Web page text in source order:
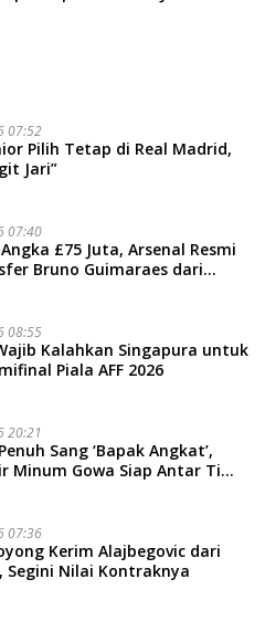
07:52
Pilih Tetap di Real Madrid,
Jari”
07:40
£75 Juta, Arsenal Resmi
Bruno Guimaraes dari
08:55
Kalahkan Singapura untuk
Piala AFF 2026
20:21
Sang ‘Bapak Angkat’,
Minum Gowa Siap Antar Tim
07:36
Kerim Alajbegovic dari
Segini Nilai Kontraknya